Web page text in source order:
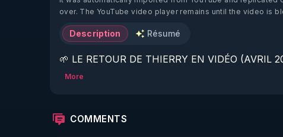
over. The YouTube video player remains until the video is
Description Résumé
🌱 LE RETOUR DE THIERRY EN VIDÉO (AVRIL
🌱 LE MAGAZINE RÉGÉNÈRE
More
COMMENTS